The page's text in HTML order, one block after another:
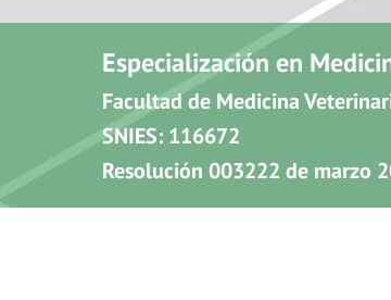
Especialización en
Facultad de Medicina
SNIES: 116672
Resolución 003222 de marzo